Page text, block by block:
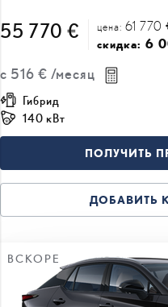
55 770 € цена: 61 770
скидка: 6
с 516 € /месяц
Гибрид
140 кВт
ПОЛУЧИТЬ
ДОБАВИТЬ
ВСКОРЕ